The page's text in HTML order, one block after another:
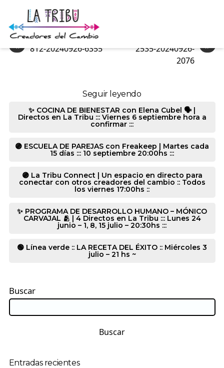
2535-20240926-2056
« 812-20240926-6355 »
2535-20240926-
2076
Seguir leyendo
✨ COCINA DE BIENESTAR con Elena Cubel 🗣️ |
Directos en La Tribu ::: Viernes 6 septiembre hora a
confirmar :::
🟣 ESCUELA DE PAREJAS con Freakeep | Martes cada
15 días ::: 10 septiembre 20:00hs :::
🟣 La Tribu Connect | Un espacio en directo para
conectar con otros creadores del cambio :: Todos
los viernes 17:00hs ::
✨ PROGRAMA DE DESARROLLO HUMANO – MÓNICO
CARVAJAL 🫂 | 4 Directos en La Tribu ::: Lunes 24
junio – 1, 8, 15 julio – 20:30hs :::
🟢 Línea verde :: LA RECETA DEL ÉXITO :: Miércoles 3
julio – 21 hs ~
Buscar
Buscar
Entradas recientes